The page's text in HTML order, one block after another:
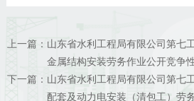
上一篇： 山东省水利工程局有限公司第七
金属结构安装劳务作业公开竞争
下一篇： 山东省水利工程局有限公司第七
配套及动力电安装（清包工）劳